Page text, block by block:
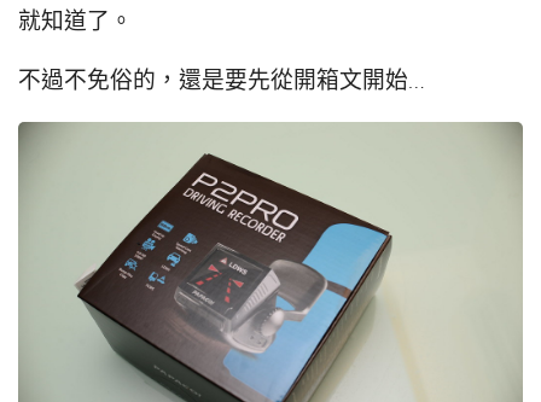
就知道了。
不過不免俗的，還是要先從開箱文開始…